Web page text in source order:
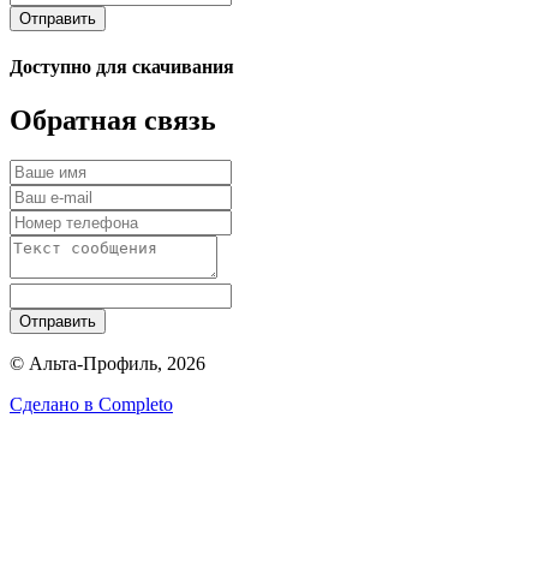
Отправить
Доступно для скачивания
Обратная связь
Отправить
© Альта-Профиль, 2026
Сделано в Completo